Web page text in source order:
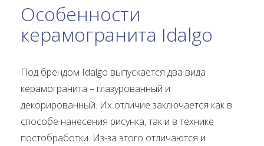
Особенности
керамогранита Idalgo
Под брендом Idalgo выпускается два вида
керамогранита – глазурованный и
декорированный. Их отличие заключается как в
способе нанесения рисунка, так и в технике
постобработки. Из-за этого отличаются и